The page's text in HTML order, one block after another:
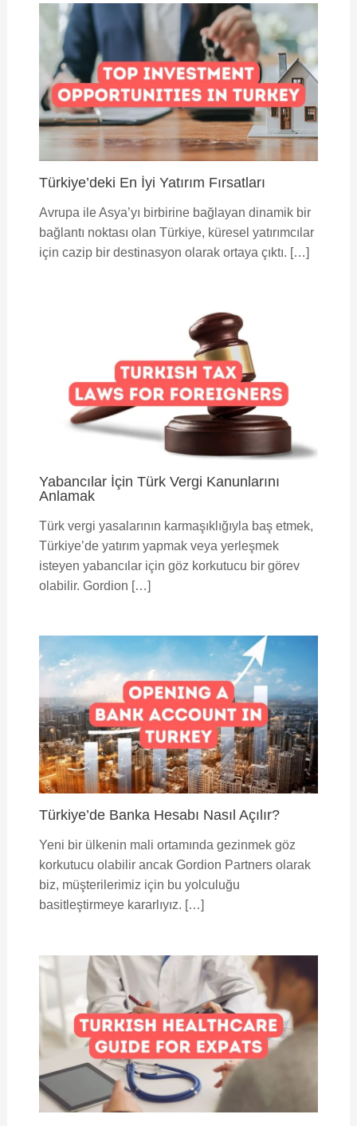
Türkiye’deki En İyi Yatırım Fırsatları
Avrupa ile Asya’yı birbirine bağlayan dinamik bir
bağlantı noktası olan Türkiye, küresel yatırımcılar
için cazip bir destinasyon olarak ortaya çıktı. […]
Yabancılar İçin Türk Vergi Kanunlarını
Anlamak
Türk vergi yasalarının karmaşıklığıyla baş etmek,
Türkiye’de yatırım yapmak veya yerleşmek
isteyen yabancılar için göz korkutucu bir görev
olabilir. Gordion […]
Türkiye’de Banka Hesabı Nasıl Açılır?
Yeni bir ülkenin mali ortamında gezinmek göz
korkutucu olabilir ancak Gordion Partners olarak
biz, müşterilerimiz için bu yolculuğu
basitleştirmeye kararlıyız. […]